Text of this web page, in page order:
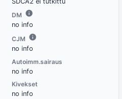
DM
no info
CJM
no info
Autoimm.sairaus
no info
Kivekset
no info